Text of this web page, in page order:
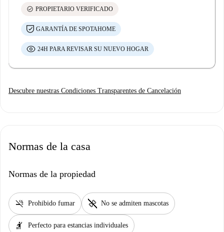
check_circle PROPIETARIO VERIFICADO
GARANTÍA DE SPOTAHOME
24H PARA REVISAR SU NUEVO HOGAR
Descubre nuestras Condiciones Transparentes de Cancelación
Normas de la casa
Normas de la propiedad
smoke_free Prohibido fumar pet_supplies No se admiten mascotas
hail Perfecto para estancias individuales